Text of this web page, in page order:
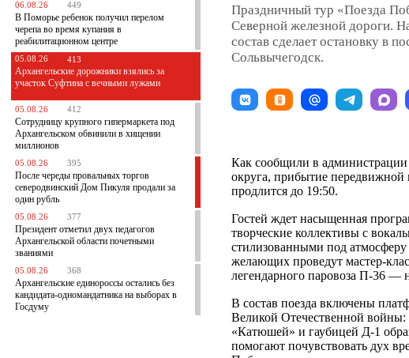
06.08.26 449
В Поморье ребенок получил перелом
черепа во время купания в
реабилитационном центре
05.08.26 413
Архангельские дорожники взялись за
участок Суфтина с вечными лужами
05.08.26 412
Сотрудницу крупного гипермаркета под
Архангельском обвинили в хищении
миллионов
05.08.26 395
После череды провальных торгов
северодвинский Дом Пикуля продали за
один рубль
05.08.26 377
Президент отметил двух педагогов
Архангельской области почетными
званиями
05.08.26 368
Архангельские единороссы остались без
кандидата-одномандатника на выборах в
Госдуму
Праздничный тур «Поезда
Северной железной дороги.
состав сделает остановку в
Сольвычегодск.
Как сообщили в администрации
округа, прибытие передвижной
продлится до 19:50.
Гостей ждет насыщенная
творческие коллективы с
стилизованными под
желающих проведут мастер-
легендарного паровоза П-36 —
В состав поезда включены
Великой Отечественной войны:
«Катюшей» и гаубицей Д-1
помогают почувствовать дух